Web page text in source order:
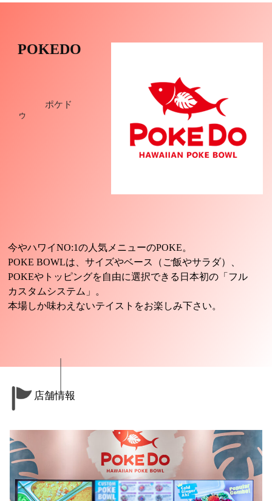
POKEDO
ポケド
ゥ
今やハワイNO:1の人気メニューのPOKE。
POKE BOWLは、サイズやベース（ご飯やサラダ）、
POKEやトッピングを自由に選択できる日本初の「フル
カスタムシステム」。
本場しか味わえないテイストをお楽しみ下さい。
店舗情報